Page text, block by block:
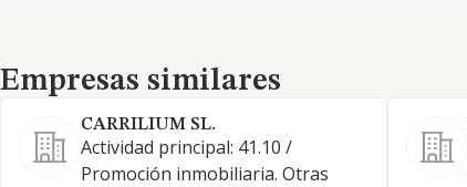
Empresas similares
Empresas similares
CARRILIUM SL.
Actividad principal: 41.10 /
Promoción inmobiliaria. Otras